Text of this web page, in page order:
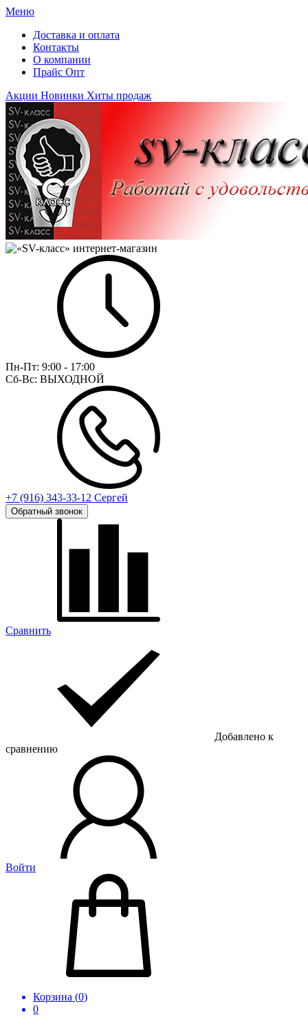
Меню
Доставка и оплата
Контакты
О компании
Прайс Опт
Акции Новинки Хиты продаж
Пн-Пт: 9:00 - 17:00
Сб-Вс: ВЫХОДНОЙ
+7 (916) 343-33-12 Сергей
Обратный звонок
Сравнить
Добавлено к
сравнению
Войти
Корзина (0)
0